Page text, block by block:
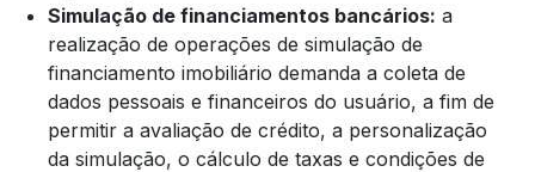
Simulação de financiamentos bancários: a
realização de operações de simulação de
financiamento imobiliário demanda a coleta de
dados pessoais e financeiros do usuário, a fim de
permitir a avaliação de crédito, a personalização
da simulação, o cálculo de taxas e condições de